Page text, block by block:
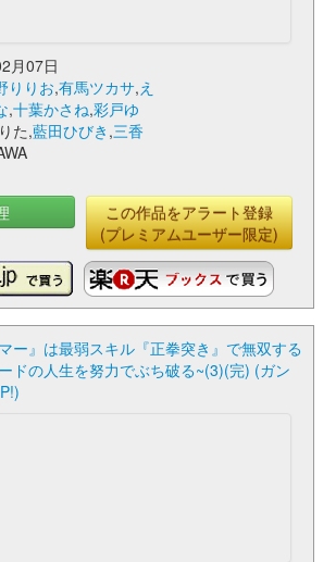
月07日
りりお,有馬ツカサ,え
,十葉かさね,彩戸ゆ
た,藍田ひびき ,三香
この作品をアラート登録
(プレミアムユーザー限定)
ー』は最弱スキル『正拳突き』で無双する
ドの人生を努力でぶち破る~(3)(完) (ガン